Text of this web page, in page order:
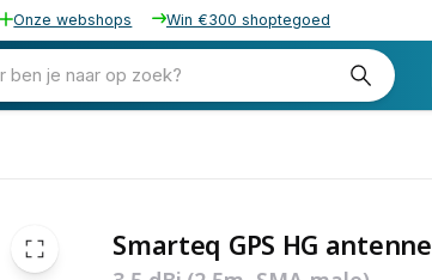
Onze webshops Win €300 shoptegoed
ben je naar op zoek?
Smarteq GPS HG antenne
25,00 excl. btw
30,25 incl. btw